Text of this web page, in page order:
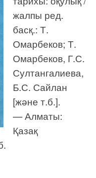
жалпы ред.
басқ.: Т.
Омарбеков; Т.
Омарбеков, Г.С.
Султангалиева,
Б.С. Сайлан
[және т.б.].
— Алматы:
Қазақ